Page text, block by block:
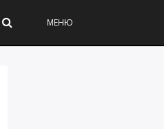
МЕНЮ